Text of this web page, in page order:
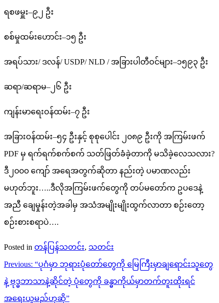
ရစဖမှူး–၉၂ ဦး
စစ်မှုထမ်းဟောင်း–၁၅ ဦး
အရပ်သား/ ဒလန်/ USDP/ NLD / အခြားပါတီဝင်များ–၁၅၉၃ ဦး
ဆရာ/ဆရာမ–၂၆ ဦး
ကျန်းမာရေးဝန်ထမ်း–၇ ဦး
အခြားဝန်ထမ်း–၅၄ ဦးနှင့် စုစုပေါင်း ၂၀၈၉ ဦးကို အကြမ်းဖက်
PDF မှ ရက်ရက်စက်စက် သတ်ဖြတ်ခံခဲ့တာကို မသိခဲ့လေသလား?
ဒီ၂၀၀၀ ကျော် အရေအတွက်ဆိုတာ နည်းတဲ့ ပမာဏလည်း
မဟုတ်ဘူး…..ဒီလိုအကြမ်းဖက်တွေကို တပ်မတော်က ဥပဒေနဲ့
အညီ ချေမှုန်းတဲ့အခါမှ အသံအမျိုးမျိုးထွက်လာတာ စဉ်းတော့
စဉ်းစားစရာပဲ….
Posted in တန်ပြန်သတင်း, သတင်း
Post
navigation
Previous: “ပုဂံမှာ ဘုရားပုံတော်တွေကို မြေကြီးမှာချရောင်းသူတွေ
နဲ့ ဗုဒ္ဓဘာသာနဲ့ဆိုင်တဲ့ ပုံတွေကို ခန္ဓာကိုယ်မှာတက်တူးထိုးရင်
အရေးယူမည်ဟုဆို”